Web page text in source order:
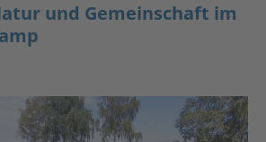
und Gemeinschaft im